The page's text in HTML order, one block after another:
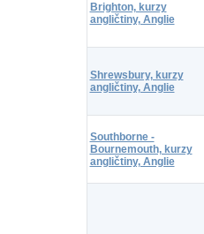
Brighton, kurzy
angličtiny, Anglie
Shrewsbury, kurzy
angličtiny, Anglie
Southborne -
Bournemouth, kurzy
angličtiny, Anglie